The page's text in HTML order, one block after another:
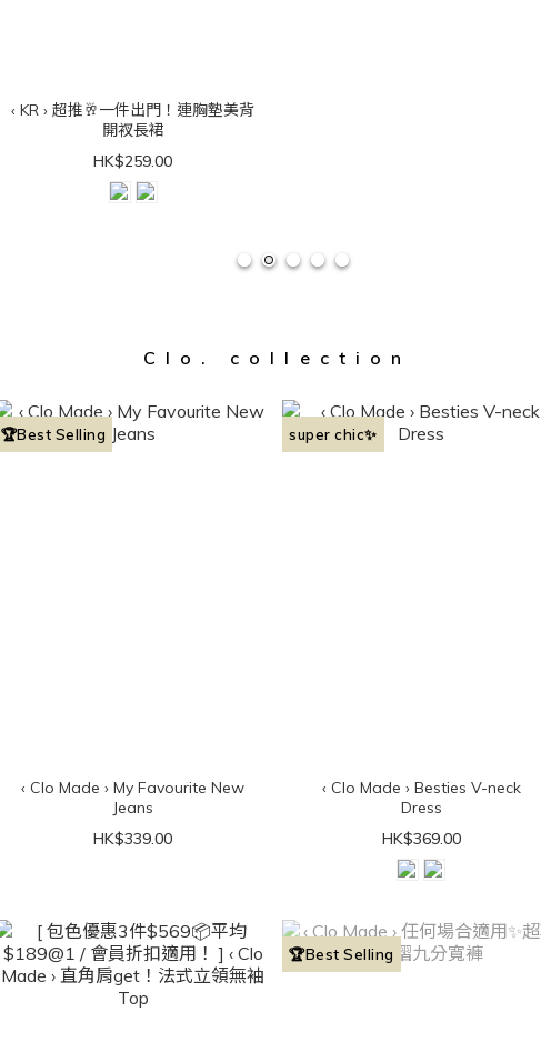
‹ KR › 超推🥂一件出門！連胸墊美背
開衩長裙
HK$259.00
Clo. collection
🏆Best Selling
‹ Clo Made › My Favourite New
Jeans
HK$339.00
super chic✨
‹ Clo Made › Besties V-neck
Dress
HK$369.00
🏆Best Selling